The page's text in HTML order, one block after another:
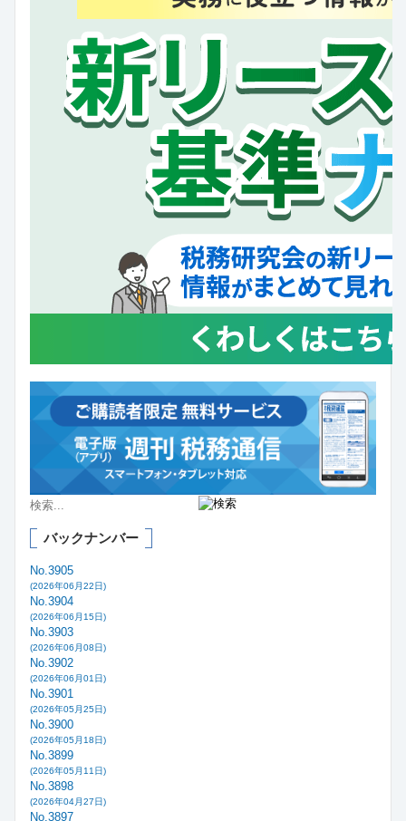
バックナンバー
No.3905
(2026年06月22日)
No.3904
(2026年06月15日)
No.3903
(2026年06月08日)
No.3902
(2026年06月01日)
No.3901
(2026年05月25日)
No.3900
(2026年05月18日)
No.3899
(2026年05月11日)
No.3898
(2026年04月27日)
No.3897